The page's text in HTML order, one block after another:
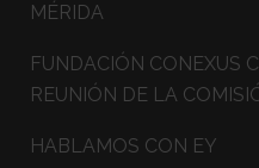
MÉRIDA
FUNDACIÓN CONEXUS
REUNIÓN DE LA
HABLAMOS CON EY